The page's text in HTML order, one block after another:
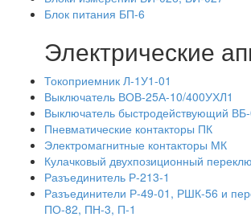
Блок питания БП-6
Электрические
Токоприемник Л-1У1-01
Выключатель ВОВ-25А-10/400УХЛ1
Выключатель быстродействующий ВБ-
Пневматические контакторы ПК
Электромагнитные контакторы МК
Кулачковый двухпозиционный
Разъединитель Р-213-1
Разъединители Р-49-01, РШК-56 и
ПО-82, ПН-3, П-1